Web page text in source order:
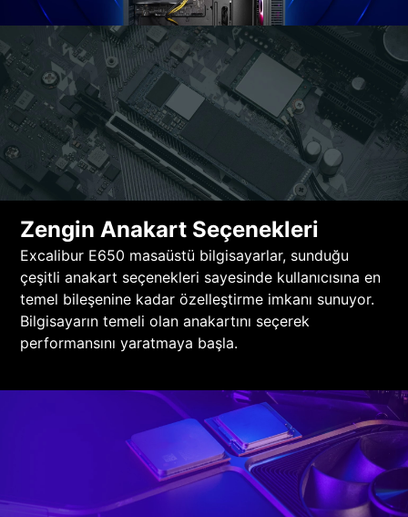
Zengin Anakart Seçenekleri
Excalibur E650 masaüstü bilgisayarlar, sunduğu
çeşitli anakart seçenekleri sayesinde kullanıcısına en
temel bileşenine kadar özelleştirme imkanı sunuyor.
Bilgisayarın temeli olan anakartını seçerek
performansını yaratmaya başla.